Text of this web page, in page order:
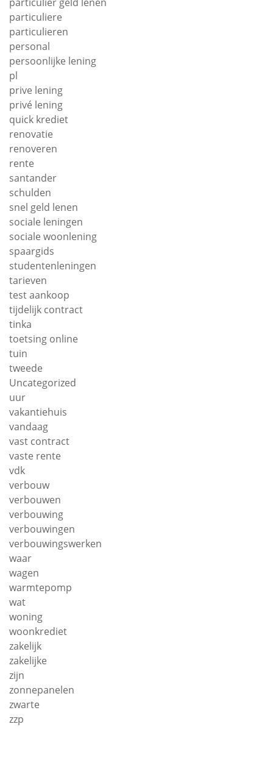
particuliere
particulieren
personal
persoonlijke lening
pl
prive lening
privé lening
quick krediet
renovatie
renoveren
rente
santander
schulden
snel geld lenen
sociale leningen
sociale woonlening
spaargids
studentenleningen
tarieven
test aankoop
tijdelijk contract
tinka
toetsing online
tuin
tweede
Uncategorized
uur
vakantiehuis
vandaag
vast contract
vaste rente
vdk
verbouw
verbouwen
verbouwing
verbouwingen
verbouwingswerken
waar
wagen
warmtepomp
wat
woning
woonkrediet
zakelijk
zakelijke
zijn
zonnepanelen
zwarte
zzp